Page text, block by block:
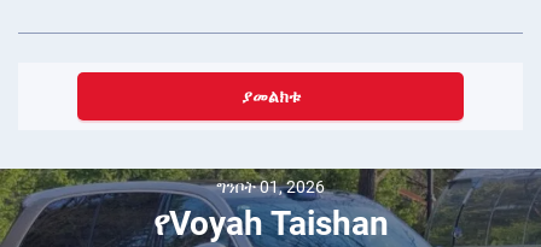
ያመልክቱ
ግንቦት 01, 2026
የVoyah Taishan